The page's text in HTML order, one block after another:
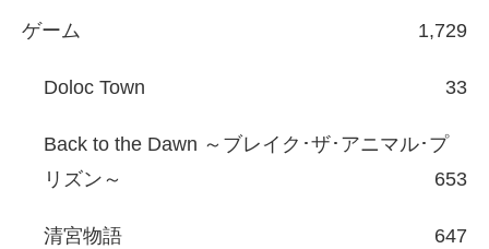
ゲーム 1,729
Doloc Town 33
Back to the Dawn ～ブレイク･ザ･アニマル･プ
リズン～
653
清宮物語 647